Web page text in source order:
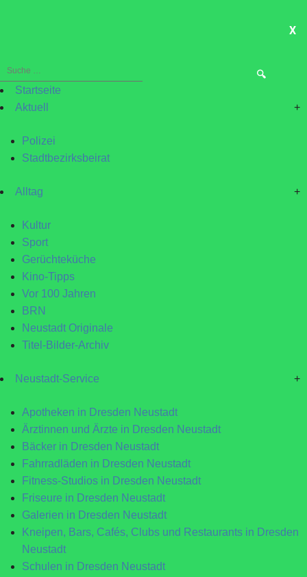
X
Suche
nach:Startseite
Aktuell
+
Polizei
Stadtbezirksbeirat
Alltag +
Kultur
Sport
Gerüchteküche
Kino-Tipps
Vor 100 Jahren
BRN
Neustadt Originale
Titel-Bilder-Archiv
Neustadt-Service +
Apotheken in Dresden Neustadt
Ärztinnen und Ärzte in Dresden Neustadt
Bäcker in Dresden Neustadt
Fahrradläden in Dresden Neustadt
Fitness-Studios in Dresden Neustadt
Friseure in Dresden Neustadt
Galerien in Dresden Neustadt
Kneipen, Bars, Cafés, Clubs und Restaurants in Dresden
Neustadt
Schulen in Dresden Neustadt